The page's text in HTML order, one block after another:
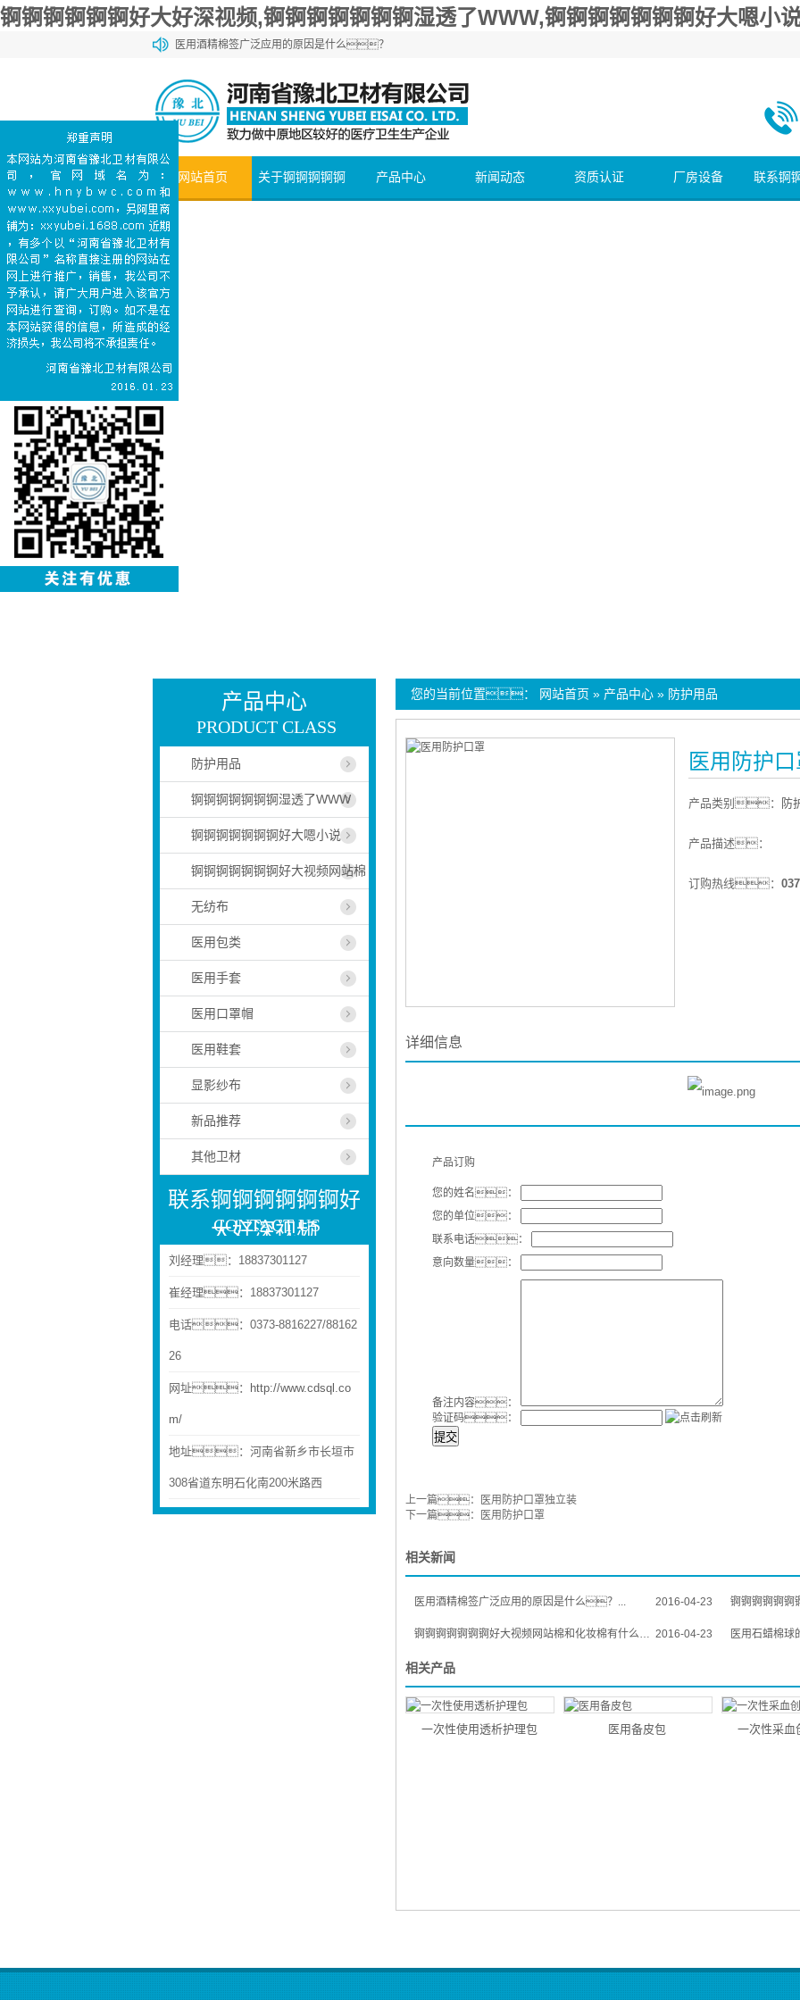
锕锕锕锕锕锕好大好深视频,锕锕锕锕锕锕锕湿透了WWW,锕锕锕锕锕锕锕好大嗯小
医用酒精棉签广泛应用的原因是什么？
锕锕锕锕锕锕锕好大视频网站棉和化妆棉有什么区别？
医用石蜡棉球的购买方法介绍
网站首页 关于锕锕锕锕锕 产品中心 新闻动态 资质认证 厂房设备 联系锕
您的当前位置： 网站首页 » 产品中心 » 防护用品
医用防护
产品类别： 防
产品描述：
订购热线：
详细信息
产品订购
您的姓名：
您的单位：
联系电话：
意向数量：
备注内容：
验证码：
提交
上一篇：
医用防护口罩独立装
下一篇：
医用防护口罩
相关新闻
2016-04-23
医用酒精棉签广泛应用的原因是什么？... 锕锕锕锕锕锕锕好
2016-04-23
锕锕锕锕锕锕锕好大视频网站棉和化妆棉有什么区别？... 医用石蜡棉球
相关产品
一次性使用透析护理包 医用备皮包 一次性采血
产品中心
PRODUCT CLASS
防护用品
锕锕锕锕锕锕锕湿透了WWW
锕锕锕锕锕锕锕好大嗯小说
锕锕锕锕锕锕锕好大视频网站棉
无纺布
医用包类
医用手套
医用口罩帽
医用鞋套
显影纱布
新品推荐
其他卫材
联系锕锕锕锕锕锕好
大好深视频
CONTACT US
刘经理：18837301127
崔经理：18837301127
电话：0373-8816227/88162
26
网址： http://www.cdsql.co
m/
地址：河南省新乡市长垣市
308省道东明石化南200米路西